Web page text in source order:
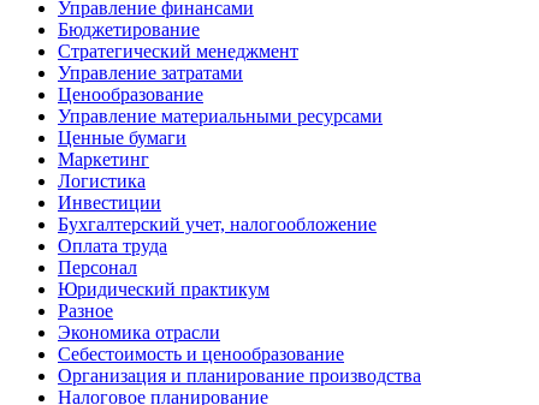
Управление финансами
Бюджетирование
Стратегический менеджмент
Управление затратами
Ценообразование
Управление материальными ресурсами
Ценные бумаги
Маркетинг
Логистика
Инвестиции
Бухгалтерский учет, налогообложение
Оплата труда
Персонал
Юридический практикум
Разное
Экономика отрасли
Себестоимость и ценообразование
Организация и планирование производства
Налоговое планирование